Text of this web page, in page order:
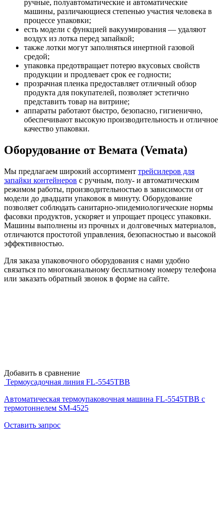
ручные, полуавтоматические и автоматические
машины, различающиеся степенью участия человека в
процессе упаковки;
есть модели с функцией вакуумирования — удаляют
воздух из лотка перед запайкой;
также лотки могут заполняться инертной газовой
средой;
упаковка предотвращает потерю вкусовых свойств
продукции и продлевает срок ее годности;
прозрачная пленка предоставляет отличный обзор
продукта для покупателей, позволяет эстетично
представить товар на витрине;
аппараты работают быстро, безопасно, гигиенично,
обеспечивают высокую производительность и отличное
качество упаковки.
Оборудование от Вемата (Vemata)
Мы предлагаем широкий ассортимент трейсилеров для
запайки контейнеров с ручным, полу- и автоматическим
режимом работы, производительностью в зависимости от
модели до двадцати упаковок в минуту. Оборудование
позволяет соблюдать санитарно-эпидемиологические нормы
фасовки продуктов, ускоряет и упрощает процесс упаковки.
Машины выполнены из прочных и долговечных материалов,
отличаются простотой управления, безопасностью и высокой
эффективностью.
Для заказа упаковочного оборудования с нами удобно
связаться по многоканальному бесплатному номеру телефона
или заказать обратный звонок в форме на сайте.
Добавить в сравнение
Термоусадочная линия FL-5545TBB
Автоматическая термоупаковочная машина FL-5545TBB с
термотоннелем SM-4525
Оставить запрос